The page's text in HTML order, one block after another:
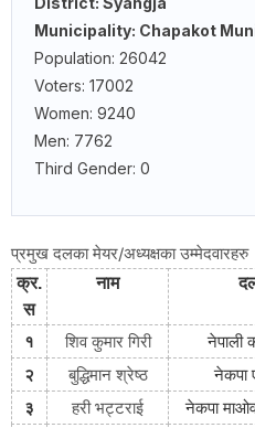
Municipality: Chapakot
Population: 26042
Voters: 17002
Women: 9240
Men: 7762
Third Gender: 0
प्रमुख दलका मेयर/अध्यक्षका उम्मेदवारहरु
क्र.
स
नाम
१ शिव कुमार गिरी नेपाली
२
बुद्धिमान श्रेष्ठ नेकपा
३
हरी भट्टराई नेकपा